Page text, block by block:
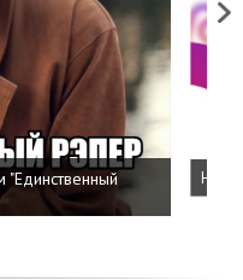
"Единственный
Next